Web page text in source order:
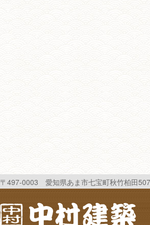
〒497-0003 愛知県あま市七宝町秋竹柏田